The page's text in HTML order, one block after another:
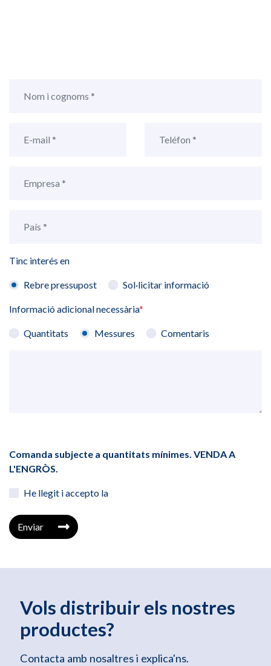
Tinc interés en
Rebre pressupost Sol·licitar informació
Informació adicional necessària*
Quantitats Messures Comentaris
Comanda subjecte a quantitats mínimes. VENDA A
L'ENGRÒS.
He llegit i accepto la
Enviar
Vols distribuir els nostres
productes?
Contacta amb nosaltres i explica'ns.